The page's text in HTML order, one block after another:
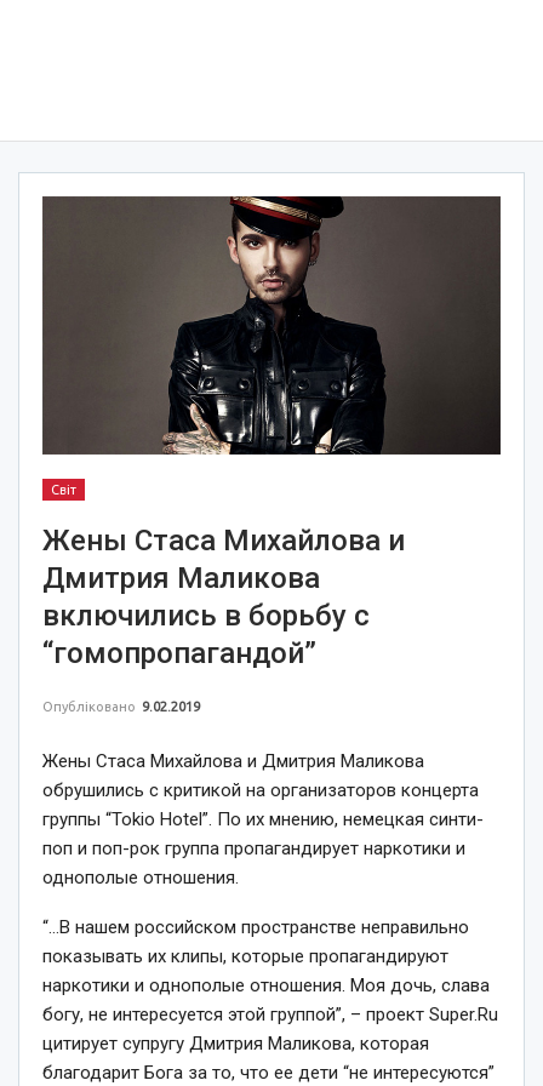
Світ
Жены Стаса Михайлова и
Дмитрия Маликова
включились в борьбу с
“гомопропагандой”
Опубліковано 9.02.2019
Жены Стаса Михайлова и Дмитрия Маликова
обрушились с критикой на организаторов концерта
группы “Tokio Hotel”. По их мнению, немецкая синти-
поп и поп-рок группа пропагандирует наркотики и
однополые отношения.
“…В нашем российском пространстве неправильно
показывать их клипы, которые пропагандируют
наркотики и однополые отношения. Моя дочь, слава
богу, не интересуется этой группой”, – проект Super.Ru
цитирует супругу Дмитрия Маликова, которая
благодарит Бога за то, что ее дети “не интересуются”